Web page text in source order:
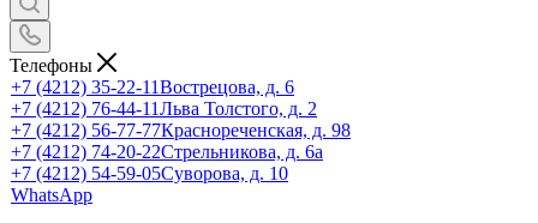
Телефоны
+7 (4212) 35-22-11Вострецова, д. 6
+7 (4212) 76-44-11Льва Толстого, д. 2
+7 (4212) 56-77-77Краснореченская, д. 98
+7 (4212) 74-20-22Стрельникова, д. 6а
+7 (4212) 54-59-05Суворова, д. 10
WhatsApp